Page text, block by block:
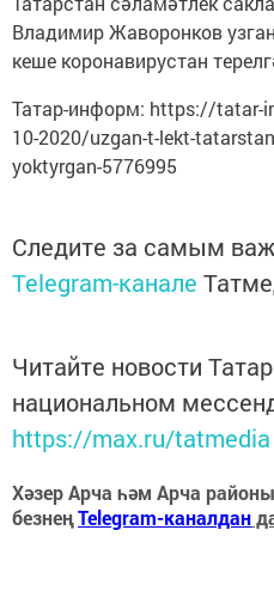
Владимир Жаворонков
кеше коронавирустан
Татар-информ: https://tatar-
10-2020/uzgan-t-lekt-
yoktyrgan-5776995
Следите за самым
Telegram-канале
Читайте новости
национальном
https://max.ru/tatmedia
Хәзер Арча һәм Арча
безнеңTelegram-каналдан